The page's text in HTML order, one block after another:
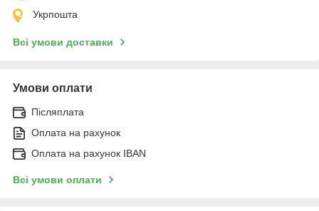
Укрпошта
Всі умови доставки
Умови оплати
Післяплата
Оплата на рахунок
Оплата на рахунок IBAN
Всі умови оплати